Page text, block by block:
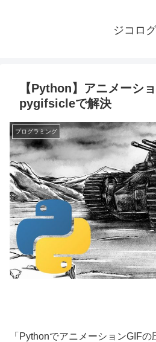
ジコログ
【Python】アニメーシ
pygifsicleで解決
プログラミング
「PythonでアニメーションGIFの